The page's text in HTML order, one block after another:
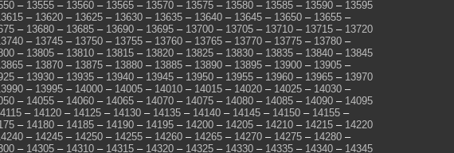
– 13555 – 13560 – 13565 – 13570 – 13575 – 13580 – 13585 – 13590 – 13595
– 13620 – 13625 – 13630 – 13635 – 13640 – 13645 – 13650 – 13655 –
– 13680 – 13685 – 13690 – 13695 – 13700 – 13705 – 13710 – 13715 – 13720
– 13745 – 13750 – 13755 – 13760 – 13765 – 13770 – 13775 – 13780 –
– 13805 – 13810 – 13815 – 13820 – 13825 – 13830 – 13835 – 13840 – 13845
– 13870 – 13875 – 13880 – 13885 – 13890 – 13895 – 13900 – 13905 –
– 13930 – 13935 – 13940 – 13945 – 13950 – 13955 – 13960 – 13965 – 13970
– 13995 – 14000 – 14005 – 14010 – 14015 – 14020 – 14025 – 14030 –
– 14055 – 14060 – 14065 – 14070 – 14075 – 14080 – 14085 – 14090 – 14095
– 14120 – 14125 – 14130 – 14135 – 14140 – 14145 – 14150 – 14155 –
– 14180 – 14185 – 14190 – 14195 – 14200 – 14205 – 14210 – 14215 – 14220
– 14245 – 14250 – 14255 – 14260 – 14265 – 14270 – 14275 – 14280 –
– 14305 – 14310 – 14315 – 14320 – 14325 – 14330 – 14335 – 14340 – 14345